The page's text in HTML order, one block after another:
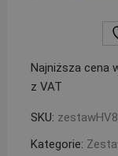
8
sekcji:
kolektor
kompresorem,
Najniższa cena
z VAT
SKU:
Kategorie: